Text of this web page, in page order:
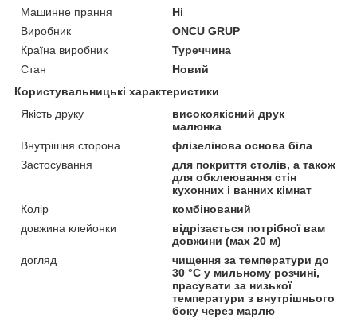
Машинне прання
Ні
Виробник
ONCU GRUP
Країна виробник
Туреччина
Стан
Новий
Користувальницькі характеристики
Якість друку
високоякісний друк
малюнка
Внутрішня сторона
флізелінова основа біла
Застосування
для покриття столів, а також
для обклеювання стін
кухонних і ванних кімнат
Колір
комбінований
довжина клейонки
відрізається потрібної вам
довжини (мах 20 м)
догляд
чищення за температури до
30 °C у мильному розчині,
прасувати за низької
температури з внутрішнього
боку через марлю